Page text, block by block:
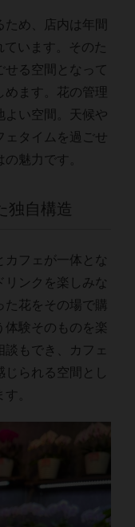
め、店内は年間
います。そのた
せる空間となって
めます。花の管理
よい空間。天候や
ェタイムを過ごせ
魅力です。
独自構造
カフェが一体とな
リンクを楽しみな
た花をその場で購
体験そのものを楽
談もでき、カフェ
られる空間とし
。